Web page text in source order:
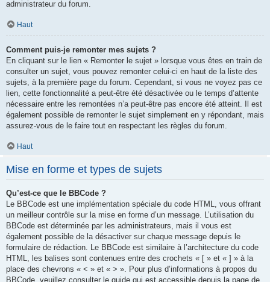
administrateur du forum.
Haut
Comment puis-je remonter mes sujets ?
En cliquant sur le lien « Remonter le sujet » lorsque vous êtes en train de
consulter un sujet, vous pouvez remonter celui-ci en haut de la liste des
sujets, à la première page du forum. Cependant, si vous ne voyez pas ce
lien, cette fonctionnalité a peut-être été désactivée ou le temps d’attente
nécessaire entre les remontées n’a peut-être pas encore été atteint. Il est
également possible de remonter le sujet simplement en y répondant, mais
assurez-vous de le faire tout en respectant les règles du forum.
Haut
Mise en forme et types de sujets
Qu’est-ce que le BBCode ?
Le BBCode est une implémentation spéciale du code HTML, vous offrant
un meilleur contrôle sur la mise en forme d’un message. L’utilisation du
BBCode est déterminée par les administrateurs, mais il vous est
également possible de la désactiver sur chaque message depuis le
formulaire de rédaction. Le BBCode est similaire à l’architecture du code
HTML, les balises sont contenues entre des crochets « [ » et « ] » à la
place des chevrons « < » et « > ». Pour plus d’informations à propos du
BBCode, veuillez consulter le guide qui est accessible depuis la page de